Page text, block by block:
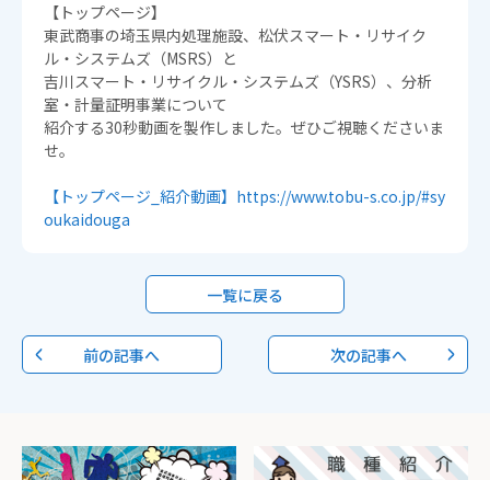
【トップページ】
東武商事の埼玉県内処理施設、松伏スマート・リサイク
ル・システムズ（MSRS）と
吉川スマート・リサイクル・システムズ（YSRS）、分析
室・計量証明事業について
紹介する30秒動画を製作しました。ぜひご視聴くださいま
せ。
【トップページ_紹介動画】https://www.tobu-s.co.jp/#sy
oukaidouga
一覧に戻る
前の記事へ 次の記事へ